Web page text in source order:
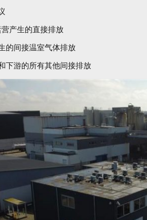
产生的直接排放
的间接温室气体排放
下游的所有其他间接排放